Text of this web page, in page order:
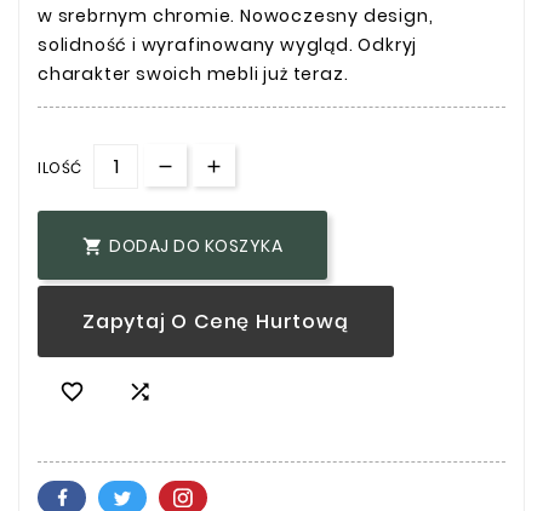
w srebrnym chromie. Nowoczesny design,
solidność i wyrafinowany wygląd. Odkryj
charakter swoich mebli już teraz.
ILOŚĆ
 DODAJ DO KOSZYKA
Zapytaj O Cenę Hurtową
 